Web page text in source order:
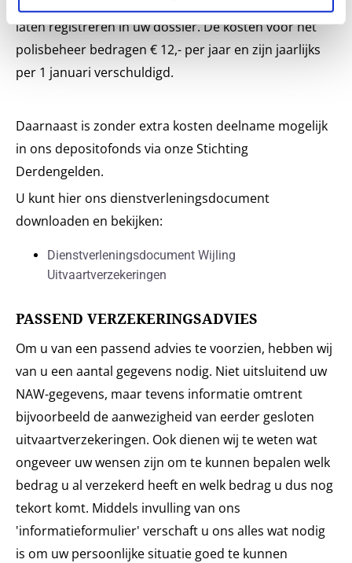
dus kosteloos uw uitvaartwensen bespreken en deze
laten registreren in uw dossier. De kosten voor het
polisbeheer bedragen € 12,- per jaar en zijn jaarlijks
per 1 januari verschuldigd.
Daarnaast is zonder extra kosten deelname mogelijk
in ons depositofonds via onze Stichting
Derdengelden.
U kunt hier ons dienstverleningsdocument
downloaden en bekijken:
Dienstverleningsdocument Wijling
Uitvaartverzekeringen
PASSEND VERZEKERINGSADVIES
Om u van een passend advies te voorzien, hebben wij
van u een aantal gegevens nodig. Niet uitsluitend uw
NAW-gegevens, maar tevens informatie omtrent
bijvoorbeeld de aanwezigheid van eerder gesloten
uitvaartverzekeringen. Ook dienen wij te weten wat
ongeveer uw wensen zijn om te kunnen bepalen welk
bedrag u al verzekerd heeft en welk bedrag u dus nog
tekort komt. Middels invulling van ons
'informatieformulier' verschaft u ons alles wat nodig
is om uw persoonlijke situatie goed te kunnen